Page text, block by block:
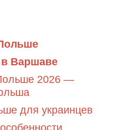
в Варшаве
2026 —
для украинцев